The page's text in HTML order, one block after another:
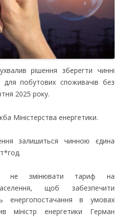
рішення зберегти чинні
для побутових споживачів без
2025 року.
Міністерства енергетики.
залишиться чинною єдина
не змінювати тариф на
щоб забезпечити
енергопостачання в умовах
міністр енергетики Герман